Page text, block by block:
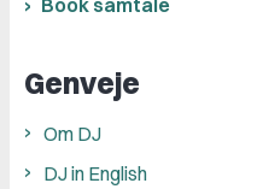
Genveje
Om DJ
DJ in English